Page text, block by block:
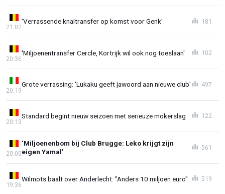
'Verrassende knaltransfer op komst voor Genk'
21:02
181
'Miljoenentransfer Cercle, Kortrijk wil ook nog toeslaan'
20:36
102
Grote verrassing: 'Lukaku geeft jawoord aan nieuwe club'
20:19
497
Standard begint nieuw seizoen met serieuze mokerslag
20:13
122
‘Miljoenenbom bij Club Brugge: Leko krijgt zijn
eigen Yamal’
20:00
561
Wilmots baalt over Anderlecht: "Anders 10 miljoen euro"
19:36
519